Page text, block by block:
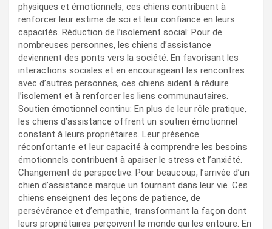
physiques et émotionnels, ces chiens contribuent à
renforcer leur estime de soi et leur confiance en leurs
capacités. Réduction de l’isolement social: Pour de
nombreuses personnes, les chiens d’assistance
deviennent des ponts vers la société. En favorisant les
interactions sociales et en encourageant les rencontres
avec d’autres personnes, ces chiens aident à réduire
l’isolement et à renforcer les liens communautaires.
Soutien émotionnel continu: En plus de leur rôle pratique,
les chiens d’assistance offrent un soutien émotionnel
constant à leurs propriétaires. Leur présence
réconfortante et leur capacité à comprendre les besoins
émotionnels contribuent à apaiser le stress et l’anxiété.
Changement de perspective: Pour beaucoup, l’arrivée d’un
chien d’assistance marque un tournant dans leur vie. Ces
chiens enseignent des leçons de patience, de
persévérance et d’empathie, transformant la façon dont
leurs propriétaires perçoivent le monde qui les entoure. En